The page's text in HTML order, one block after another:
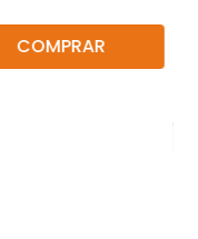
COMPRAR